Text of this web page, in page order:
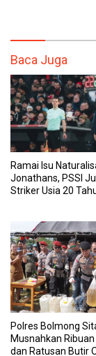
Baca Juga
Ramai Isu
Jonathans, PSSI
Striker Usia 20
Polres Bolmong
Musnahkan
dan Ratusan Butir